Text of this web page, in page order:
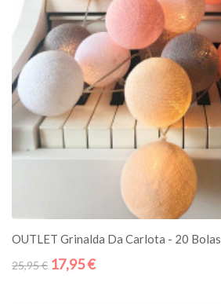
ADICIONE AO CESTO
OUTLET Grinalda Da Carlota - 20 Bolas
25,95 € 17,95 €